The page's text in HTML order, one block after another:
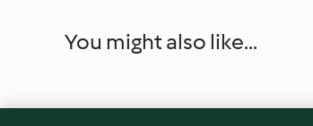
You might also like...